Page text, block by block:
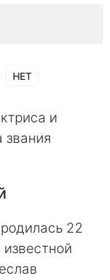
НЕТ
и
звания
22